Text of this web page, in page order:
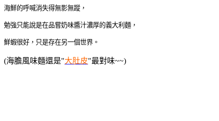
海鮮的呼喊消失得無影無蹤，
勉強只能說是在品嘗奶味醬汁濃厚的義大利麵，
鮮蝦很好，只是存在另一個世界。
(海膽風味麵還是"大肚皮"最對味~~)